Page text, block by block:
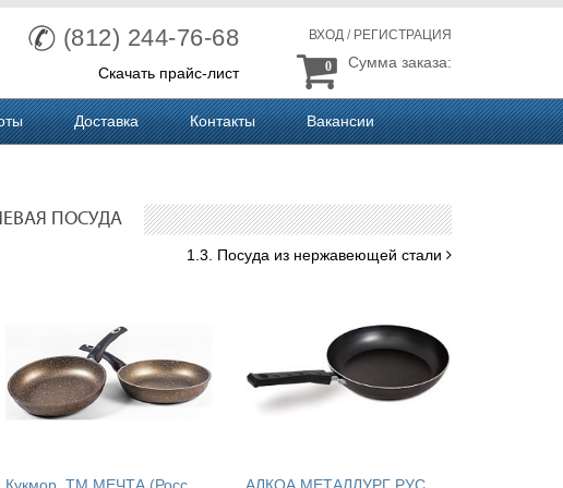
(812) 244-76-68
Скачать прайс-лист
ВХОД / РЕГИСТРАЦИЯ
Сумма заказа:
0
Доставка Контакты Вакансии
ПОСУДА
1.3. Посуда из нержавеющей стали
К
укмор, ТМ МЕЧТА (Россия, г.Кукмор) А
ЛКОА МЕТАЛЛУРГ РУС (Россия, г.Белая Калитва)